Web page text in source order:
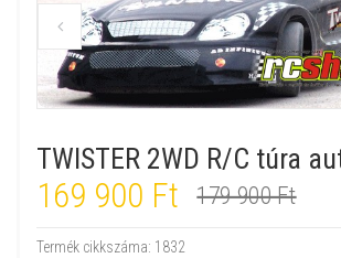
TWISTER 2WD R/C túra
169 900 Ft 179 900 Ft
Termék cikkszáma: 1832